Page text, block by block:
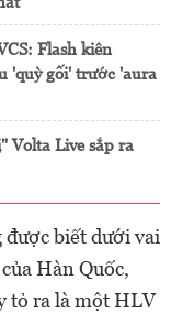
Flash kiên
'quỳ gối' trước 'aura
Volta Live sắp ra
được biết dưới vai
Hàn Quốc,
tỏ ra là một HLV